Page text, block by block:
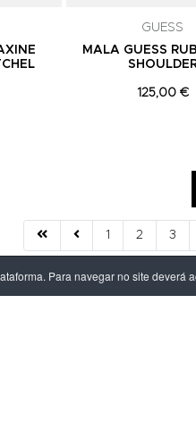
GUESS
MALA GUESS
125,00 €
1 2 3
Para navegar no site deverá